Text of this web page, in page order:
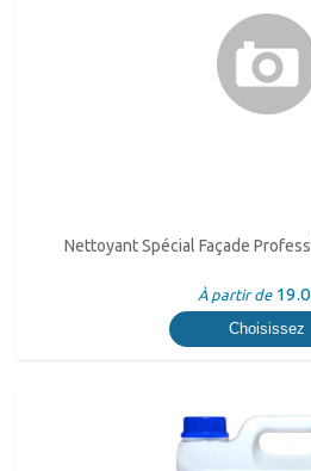
Nettoyant Spécial Façade
À partir de
Choisissez